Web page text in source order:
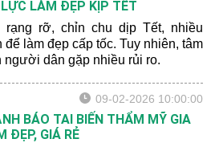
LÀM ĐẸP KỊP TẾT
rạng rỡ, chỉn chu dịp Tết, nhiều
làm đẹp cấp tốc. Tuy nhiên, tâm
người dân gặp nhiều rủi ro.
09-02-2026 10:00:00
BÁO TAI BIẾN THẨM MỸ GIA
ĐẸP, GIÁ RẺ